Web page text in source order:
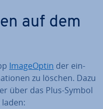
auf dem
Image­Op­tin der ein­
zu löschen. Dazu
über das Plus-Symbol